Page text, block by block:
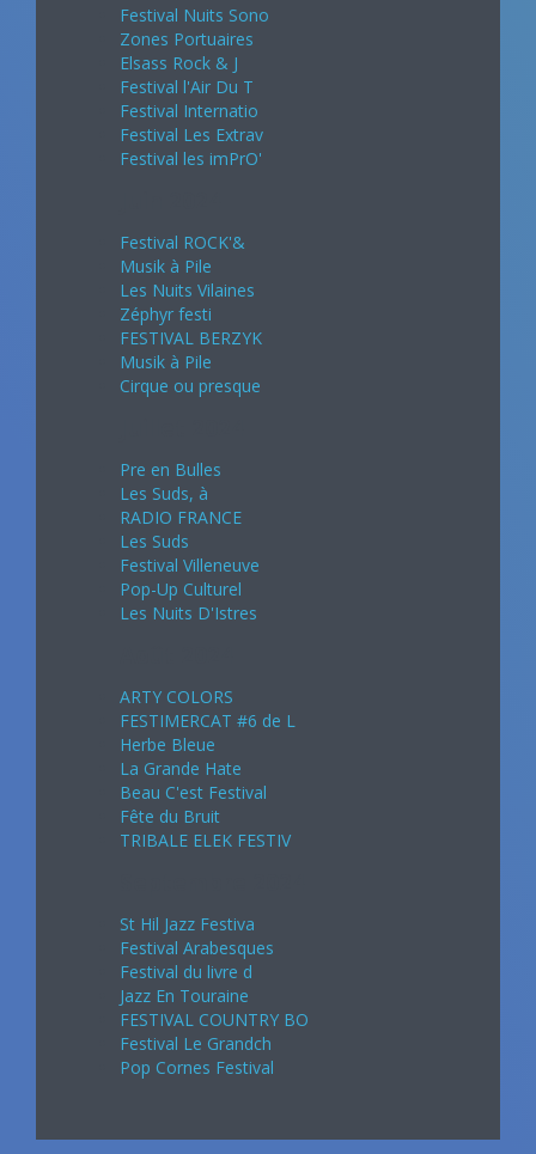
Festival Nuits Sono
Zones Portuaires
Elsass Rock & J
Festival l'Air Du T
Festival Internatio
Festival Les Extrav
Festival les imPrO'
Festival ROCK'&
Musik à Pile
Les Nuits Vilaines
Zéphyr festi
FESTIVAL BERZYK
Musik à Pile
Cirque ou presque
Pre en Bulles
Les Suds, à
RADIO FRANCE
Les Suds
Festival Villeneuve
Pop-Up Culturel
Les Nuits D'Istres
ARTY COLORS
FESTIMERCAT #6 de L
Herbe Bleue
La Grande Hate
Beau C'est Festival
Fête du Bruit
TRIBALE ELEK FESTIV
St Hil Jazz Festiva
Festival Arabesques
Festival du livre d
Jazz En Touraine
FESTIVAL COUNTRY BO
Festival Le Grandch
Pop Cornes Festival